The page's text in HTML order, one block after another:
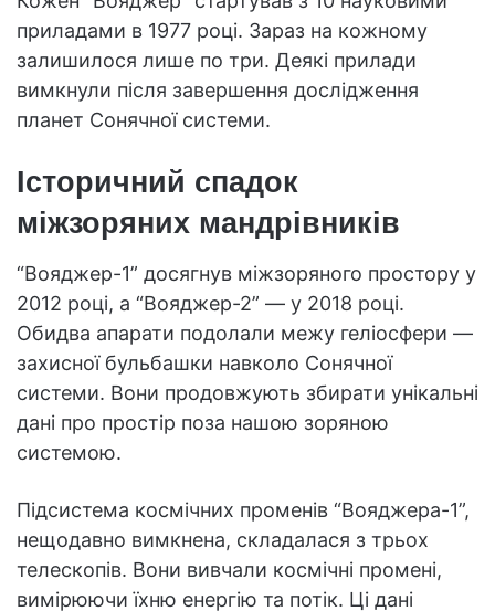
приладами в 1977 році. Зараз на кожному
залишилося лише по три. Деякі прилади
вимкнули після завершення дослідження
планет Сонячної системи.
Історичний спадок
міжзоряних мандрівників
“Вояджер-1” досягнув міжзоряного простору у
2012 році, а “Вояджер-2” — у 2018 році.
Обидва апарати подолали межу геліосфери —
захисної бульбашки навколо Сонячної
системи. Вони продовжують збирати унікальні
дані про простір поза нашою зоряною
системою.
Підсистема космічних променів “Вояджера-1”,
нещодавно вимкнена, складалася з трьох
телескопів. Вони вивчали космічні промені,
вимірюючи їхню енергію та потік. Ці дані